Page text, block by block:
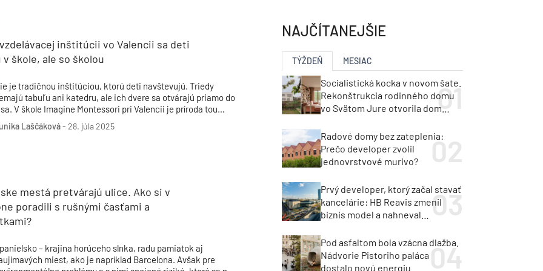
Manažérsky kurz Milan Murcka
inštitúcii vo Valencii sa deti
v škole, ale so školou
je tradičnou inštitúciou, ktorú deti navštevujú. Triedy
tabuľu ani katedru, ale ich dvere sa otvárajú priamo do
V škole Imagine Montessori pri Valencii je príroda tou
učebňou a samotná budova sa stáva súčasťou
Laščáková-28. júla 2025
mestá pretvárajú ulice. Ako si v
poradili s rušnými časťami a
– krajina horúceho slnka, radu pamiatok aj
miest, ako je napríklad Barcelona. Avšak pre
NAJČÍTANEJŠIE
TÝŽDEŇ MESIAC
Socialistická kocka v novom šate.
Rekonštrukcia rodinného domu
vo Svätom Jure otvorila dom
Radové domy bez zateplenia:
Prečo developer zvolil
jednovrstvové murivo?
Prvý developer, ktorý začal stavať
kancelárie: HB Reavis zmenil
biznis model a nahneval
Pod asfaltom bola vzácna dlažba.
Nádvorie Pistoriho paláca
dostalo novú energiu